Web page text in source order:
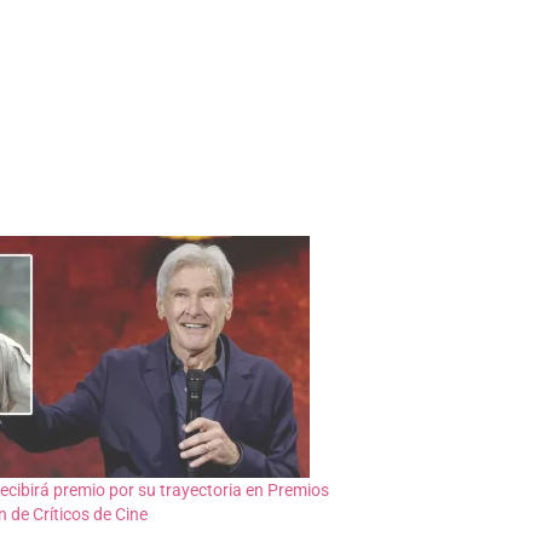
premio por su trayectoria en Premios
de Críticos de Cine